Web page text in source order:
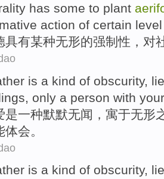
has some to plant
action of certain level
具有某种无形的强制性 ， 对
is a kind of obscurity,
only a person with
是一种默默无闻 ，寓于无形
体会。
is a kind of obscurity,